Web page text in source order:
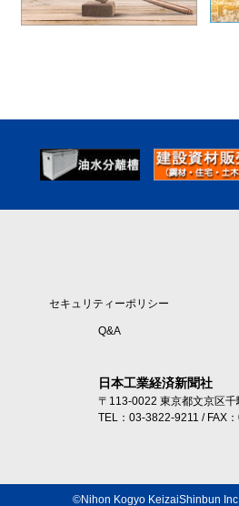
セキュリティーポリシー
Q&A
日本工業経済新聞社
〒113-0022 東京都文京区
TEL：03-3822-9211 / FAX
©Nihon Kogyo KeizaiShinbun